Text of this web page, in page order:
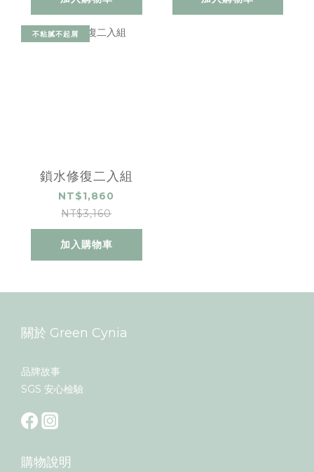
不粘膩不起屑
鎖水修復二入組
NT$1,860
NT$3,160
加入購物車
關於 Green Cynia
品牌故事
SGS 安心檢驗
購物說明